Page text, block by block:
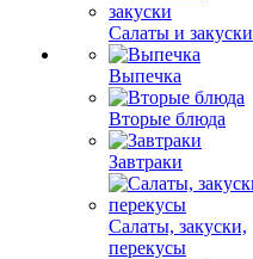
Салаты и закуски
Выпечка
Вторые блюда
Завтраки
Салаты, закуски,
перекусы